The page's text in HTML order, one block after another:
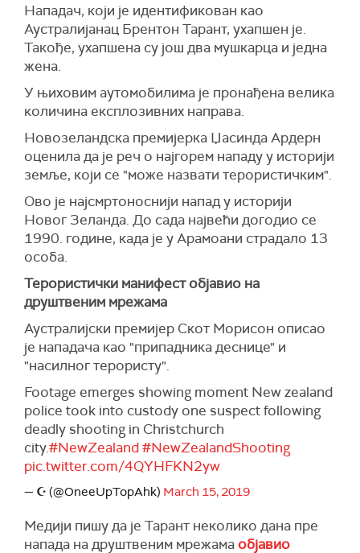
Нападач, који је идентификован као
Аустралијанац Брентон Тарант, ухапшен је.
Такође, ухапшена су још два мушкарца и једна
жена.
У њиховим аутомобилима је пронађена велика
количина експлозивних направа.
Новозеландска премијерка Џасинда Ардерн
оценила да је реч о најгорем нападу у историји
земље, који се "може назвати терористичким".
Ово је најсмртоноснији напад у историји
Новог Зеланда. До сада највећи догодио се
1990. године, када је у Арамоани страдало 13
особа.
Терористички манифест објавио на
друштвеним мрежама
Аустралијски премијер Скот Морисон описао
је нападача као "припадника деснице" и
"насилног терористу".
Footage emerges showing moment New zealand
police took into custody one suspect following
deadly shooting in Christchurch
city.#NewZealand#NewZealandShooting
pic.twitter.com/4QYHFKN2yw
— ☪ (@OneeUpTopAhk) March 15, 2019
Медији пишу да је Тарант неколико дана пре
напада на друштвеним мрежама објавио